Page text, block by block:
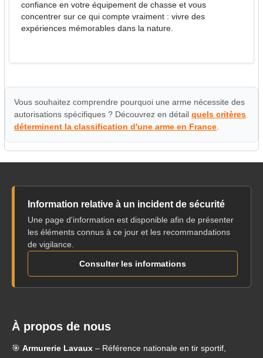
confiance en votre équipement de chasse et vous
concentrer sur ce qui compte vraiment : vivre des
expériences mémorables dans la nature.
Vous souhaitez comprendre pourquoi une arme nécessite des
autorisations spécifiques ? Découvrez en détailquels critères
déterminent la classification d'une arme en France.
Information relative à un incident de sécurité
Une page d'information est disponible afin de présenter
les éléments connus à ce jour et les recommandations
de vigilance.
Consulter les informations
À propos de nous
🎯 Armurerie Lavaux – Référence nationale en tir sportif,